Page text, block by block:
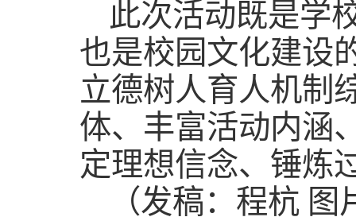
此次活动既是学
也是校园文化建设
立德树人育人机制
体、丰富活动内涵
定理想信念、锤炼
（发稿：程杭